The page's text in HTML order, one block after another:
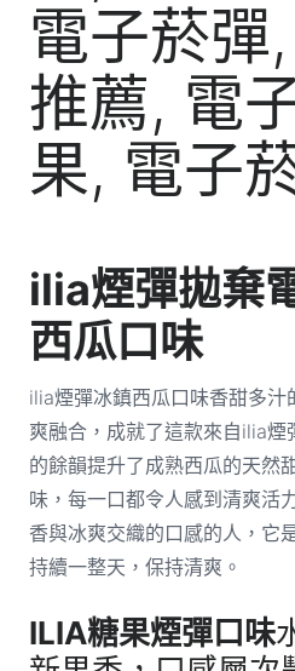
ilia煙彈拋棄
西瓜口味
ilia煙彈冰鎮西瓜口味香甜多
爽融合，成就了這款來自ilia
的餘韻提升了成熟西瓜的天然
味，每一口都令人感到清爽活
香與冰爽交織的口感的人，它
持續一整天，保持清爽。
ILIA糖果煙彈口味